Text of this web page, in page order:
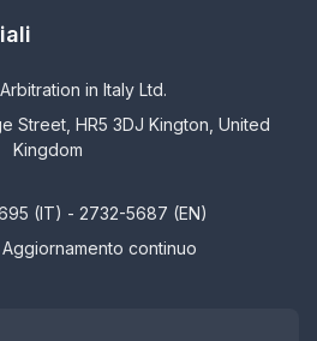
Arbitration in Italy Ltd.
Street, HR5 3DJ Kington, United
Kingdom
(IT) - 2732-5687 (EN)
Aggiornamento continuo